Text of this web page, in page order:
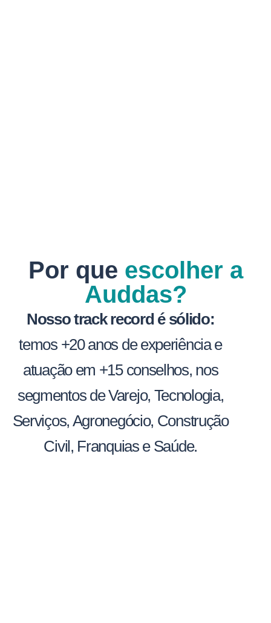
Por que escolher a
Auddas?
Nosso track record é sólido:
temos +20 anos de experiência e
atuação em +15 conselhos, nos
segmentos de Varejo, Tecnologia,
Serviços, Agronegócio, Construção
Civil, Franquias e Saúde.